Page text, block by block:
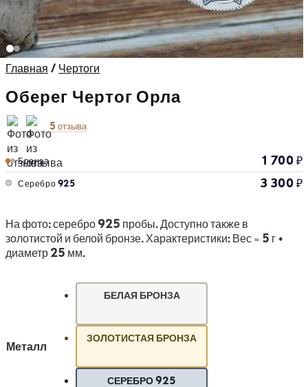
Главная / Чертоги
Оберег Чертог Орла
5 отзыва
Бронза 1 700₽
Серебро 925 3 300₽
На фото: серебро 925 пробы. Доступно также в
золотистой и белой бронзе. Характеристики: Вес ≈ 5 г •
диаметр 25 мм.
Металл
БЕЛАЯ БРОНЗА
ЗОЛОТИСТАЯ БРОНЗА
СЕРЕБРО 925